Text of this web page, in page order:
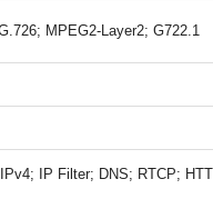
MPEG2-Layer2; G722.1
IP Filter; DNS; RTCP;